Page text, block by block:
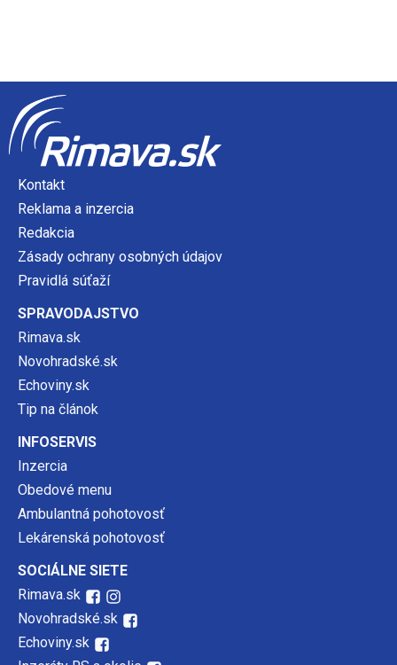
Kontakt
Reklama a inzercia
Redakcia
Zásady ochrany osobných údajov
Pravidlá súťaží
SPRAVODAJSTVO
Rimava.sk
Novohradské.sk
Echoviny.sk
Tip na článok
INFOSERVIS
Inzercia
Obedové menu
Ambulantná pohotovosť
Lekárenská pohotovosť
SOCIÁLNE SIETE
Rimava.sk
Novohradské.sk
Echoviny.sk